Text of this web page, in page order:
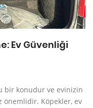
Ev Güvenliği
bir konudur ve evinizin
önemlidir. Köpekler, ev